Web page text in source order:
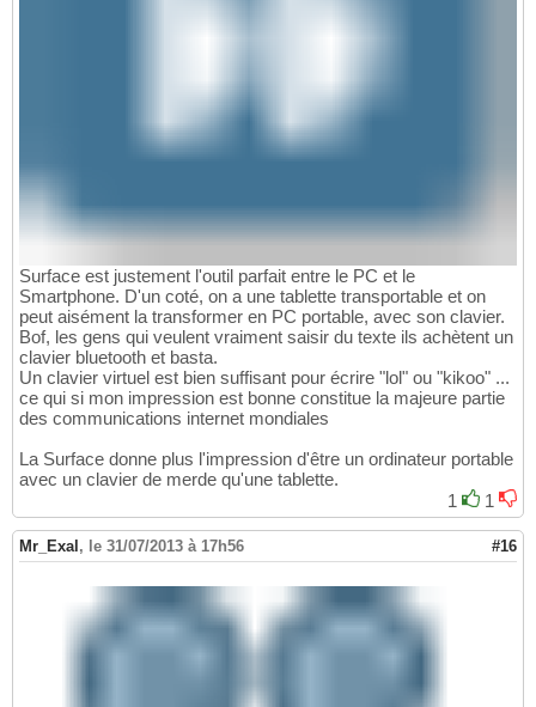
Surface est justement l'outil parfait entre le PC et le
Smartphone. D'un coté, on a une tablette transportable et on
peut aisément la transformer en PC portable, avec son clavier.
Bof, les gens qui veulent vraiment saisir du texte ils achètent un
clavier bluetooth et basta.
Un clavier virtuel est bien suffisant pour écrire "lol" ou "kikoo" ...
ce qui si mon impression est bonne constitue la majeure partie
des communications internet mondiales
La Surface donne plus l'impression d'être un ordinateur portable
avec un clavier de merde qu'une tablette.
1
1
Mr_Exal, le 31/07/2013 à 17h56 #16